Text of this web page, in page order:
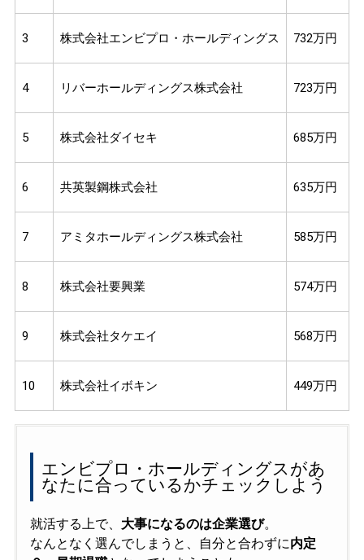
3 株式会社エンビプロ・ホールディングス 732万円
4 リバーホールディングス株式会社 723万円
5 株式会社ダイセキ 685万円
6 共英製鋼株式会社 635万円
7 アミタホールディングス株式会社 585万円
8 株式会社要興業 574万円
9 株式会社タケエイ 568万円
10 株式会社イボキン 449万円
エンビプロ・ホールディングスがあ
なたに合っているかチェックしよう
就活する上で、 大事になるのは企業選び。
なんとなく選んでしまうと、自分と合わずに内定